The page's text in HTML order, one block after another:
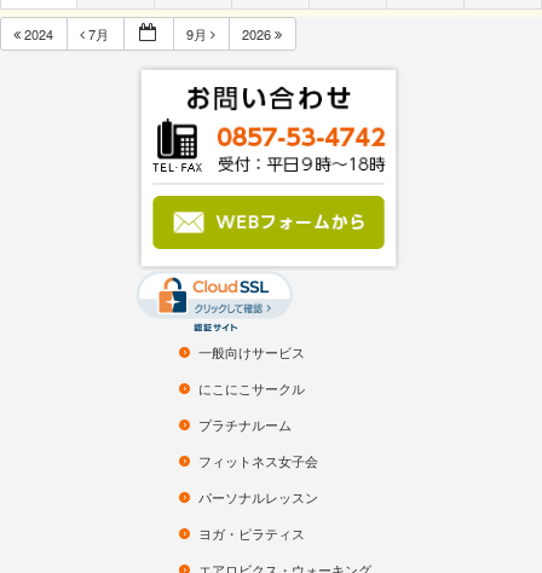
2024 7月 9月 2026
一般向けサービス
にこにこサークル
プラチナルーム
フィットネス女子会
パーソナルレッスン
ヨガ・ピラティス
エアロビクス・ウォーキング